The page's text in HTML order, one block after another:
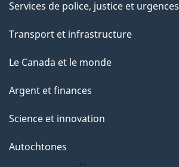
Services de police, justice et urgences
Transport et infrastructure
Le Canada et le monde
Argent et finances
Science et innovation
Autochtones